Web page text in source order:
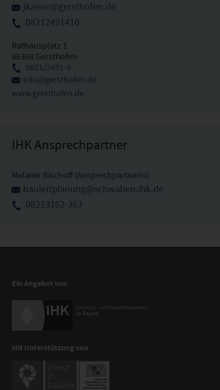
jkaiser@gersthofen.de
08212491410
Rathausplatz 1
86368 Gersthofen
0821/2491-0
info@gersthofen.de
www.gersthofen.de
IHK Ansprechpartner
Melanie Bischoff (Ansprechpartnerin)
bauleitplanung@schwaben.ihk.de
08213162-363
Ein Angebot von
Mit Unterstützung von